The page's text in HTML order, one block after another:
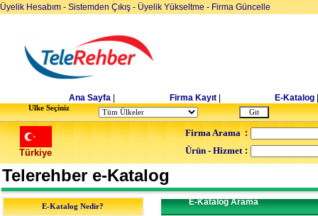
Üyelik Hesabım - Sistemden Çıkış - Üyelik Yükseltme - Firma Güncelle
Ana Sayfa Firma Kayıt E-Katalog
Ulke Seçiniz
Türkiye
Firma Arama :
Ürün - Hizmet :
Telerehber e-Katalog
E-Katalog Nedir? E-Katalog Arama